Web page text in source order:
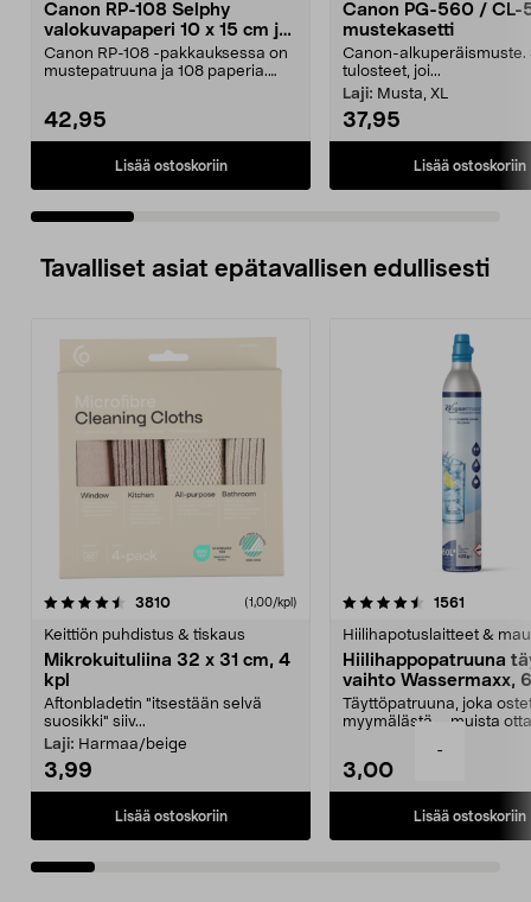
-
Canon RP-108 Selphy
valokuvapaperi 10 x 15 cm ja
mustepatruuna
Canon RP-108 -pakkauksessa on
mustepatruuna ja 108 paperia.
42,95
Lisää ostoskoriin
Canon PG-560 / CL-
mustekasetti
Canon-alkuperäismuste.
tulosteet, joi...
Laji: Musta, XL
37,95
Lisää ostoskoriin
Tavalliset asiat epätavallisen edullisesti
3810arvostelut (1,00/kpl)
Keittiön puhdistus & tiskaus
Mikrokuituliina 32 x 31 cm, 4
kpl
Aftonbladetin "itsestään selvä
suosikki" siiv...
Laji: Harmaa/beige
3,99
Lisää ostoskoriin
4.5viidestä
1561
Hiilihapotuslaitteet &
Hiilihappopatruuna
vaihto Wassermaxx,
Täyttöpatruuna, joka
myymälästä – muista
3,00
Lisää ostoskoriin
4.5viidestä